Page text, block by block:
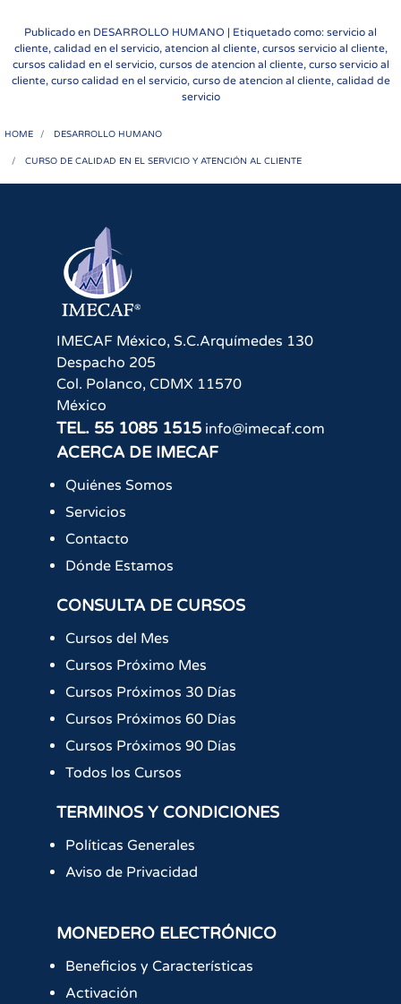
Publicado en DESARROLLO HUMANO | Etiquetado como: servicio al
cliente, calidad en el servicio, atencion al cliente, cursos servicio al cliente,
cursos calidad en el servicio, cursos de atencion al cliente, curso servicio al
cliente, curso calidad en el servicio, curso de atencion al cliente, calidad de
servicio
HOME DESARROLLO HUMANO
CURSO DE CALIDAD EN EL SERVICIO Y ATENCIÓN AL CLIENTE
IMECAF México, S.C.Arquímedes 130
Despacho 205
Col. Polanco, CDMX 11570
México
TEL. 55 1085 1515 info@imecaf.com
ACERCA DE IMECAF
Quiénes Somos
Servicios
Contacto
Dónde Estamos
CONSULTA DE CURSOS
Cursos del Mes
Cursos Próximo Mes
Cursos Próximos 30 Días
Cursos Próximos 60 Días
Cursos Próximos 90 Días
Todos los Cursos
TERMINOS Y CONDICIONES
Políticas Generales
Aviso de Privacidad
MONEDERO ELECTRÓNICO
Beneficios y Características
Activación